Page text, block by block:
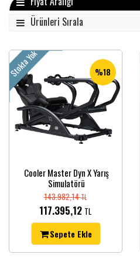
Ürünleri Sırala
Stokta Yok %18
Cooler Master Dyn X Yarış
Simulatörü
143.982,14TL
117.395,12 TL
Sepete Ekle